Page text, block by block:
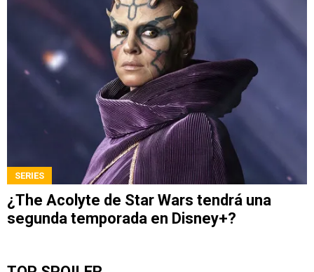
SERIES
¿The Acolyte de Star Wars tendrá una
segunda temporada en Disney+?